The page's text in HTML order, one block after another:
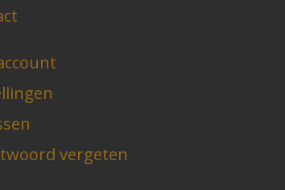
vergeten